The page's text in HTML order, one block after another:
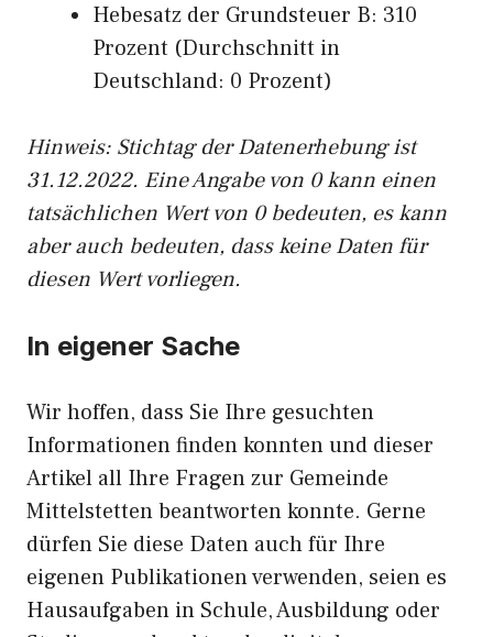
Hebesatz der Grundsteuer B: 310
Prozent (Durchschnitt in
Deutschland: 0 Prozent)
Hinweis: Stichtag der Datenerhebung ist
31.12.2022. Eine Angabe von 0 kann einen
tatsächlichen Wert von 0 bedeuten, es kann
aber auch bedeuten, dass keine Daten für
diesen Wert vorliegen.
In eigener Sache
Wir hoffen, dass Sie Ihre gesuchten
Informationen finden konnten und dieser
Artikel all Ihre Fragen zur Gemeinde
Mittelstetten beantworten konnte. Gerne
dürfen Sie diese Daten auch für Ihre
eigenen Publikationen verwenden, seien es
Hausaufgaben in Schule, Ausbildung oder